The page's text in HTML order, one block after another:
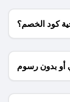
كود الخصم؟
بدون رسوم
الشحن ؟